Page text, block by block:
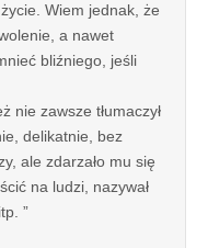
Wiem jednak, że
a nawet
bliźniego, jeśli
nie zawsze tłumaczył
delikatnie, bez
ale zdarzało mu się
na ludzi, nazywał
”